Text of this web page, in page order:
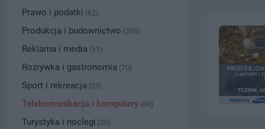
Prawo i podatki (62)
Produkcja i budownictwo (205)
Reklama i media (51)
Rozrywka i gastronomia (70)
Sport i rekreacja (23)
Telekomunikacja i komputery (60)
Turystyka i noclegi (20)